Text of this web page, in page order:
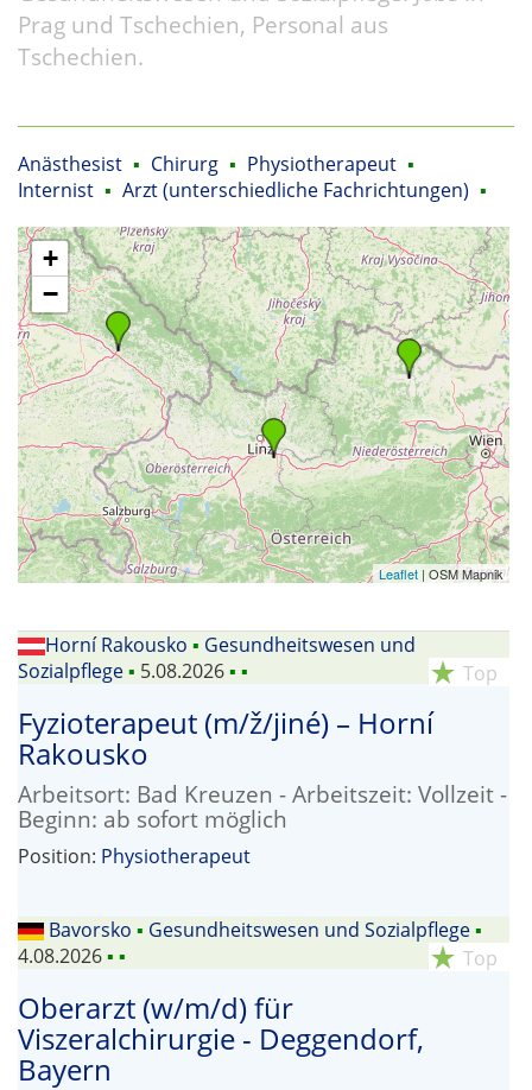
Prag und Tschechien, Personal aus
Tschechien.
Anästhesist ▪ Chirurg ▪ Physiotherapeut ▪
Internist ▪ Arzt (unterschiedliche Fachrichtungen) ▪
+
−
Leaflet| OSM Mapnik
Horní Rakousko ▪ Gesundheitswesen und
Sozialpflege▪ 5.08.2026▪ ▪ star_rate Top
Fyzioterapeut (m/ž/jiné) – Horní
Rakousko
Arbeitsort: Bad Kreuzen - Arbeitszeit: Vollzeit -
Beginn: ab sofort möglich
Position: Physiotherapeut
Bavorsko ▪ Gesundheitswesen und Sozialpflege▪
4.08.2026▪ ▪ star_rate Top
Oberarzt (w/m/d) für
Viszeralchirurgie - Deggendorf,
Bayern